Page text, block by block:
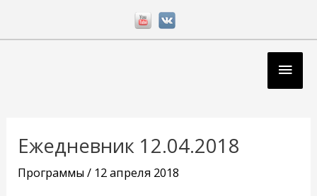
Ежедневник 12.04.2018
Программы/ 12 апреля 2018
записям